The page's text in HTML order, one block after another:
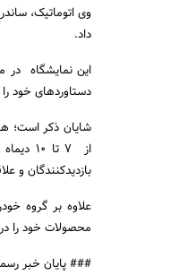
وی اتوماتیک،
داد.
دستاوردهای خود
شایان ذکر است؛
بازدیدکنندگان و
علاوه بر گروه
محصولات خود را
### پایان خبر